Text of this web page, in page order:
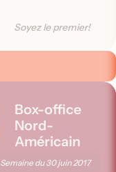
Soyez le premier!
Box-office
Nord-
Américain
Semaine du30 juin 2017